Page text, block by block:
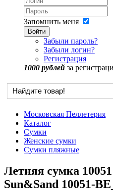
Запомнить меня
Войти
Забыли пароль?
Забыли логин?
Регистрация
1000 рублей за
Московская Пеллетерия
Каталог
Сумки
Женские сумки
Сумки пляжные
Летняя сумка
Sun&Sand 10051-